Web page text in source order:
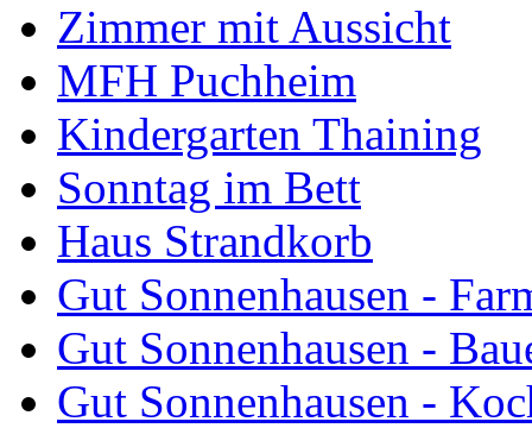
Zimmer mit Aussicht
MFH Puchheim
Kindergarten Thaining
Sonntag im Bett
Haus Strandkorb
Gut Sonnenhausen -
Gut Sonnenhausen -
Gut Sonnenhausen -